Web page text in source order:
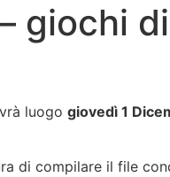
giochi di
luogo giovedì 1
di compilare il file